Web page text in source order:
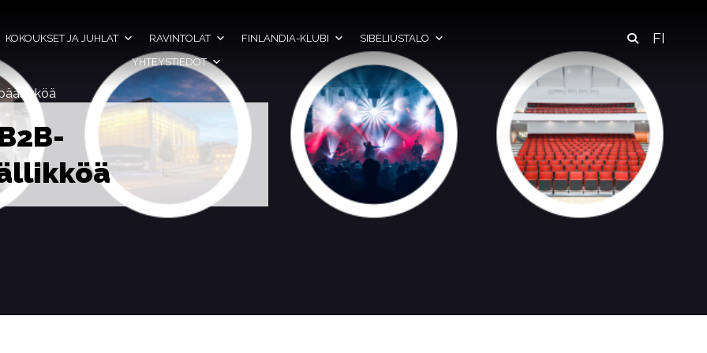
KOKOUKSET JA JUHLAT RAVINTOLAT FINLANDIA-KLUBI
SIBELIUSTALO
YHTEYSTIEDOT
FI